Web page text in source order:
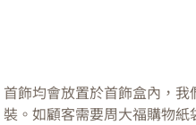
首飾均會放置於首飾盒內，
裝。如顧客需要周大福購物